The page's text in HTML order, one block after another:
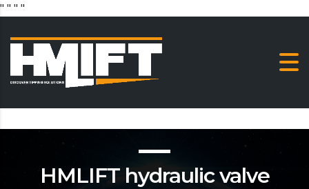
" " " "
HMLIFT hydraulic valve